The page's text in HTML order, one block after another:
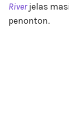
Riverjelas
penonton.